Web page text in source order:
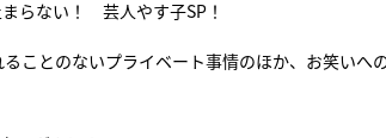
らない！ 芸人やす子SP！
ことのないプライベート事情のほか、お笑いへ